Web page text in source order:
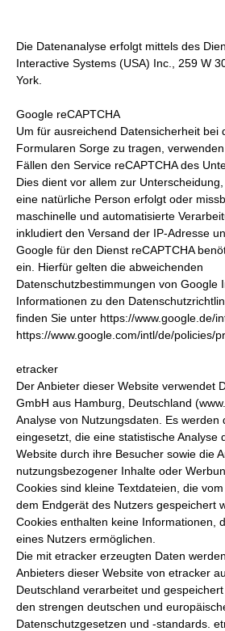
Die Datenanalyse erfolgt mittels des
Interactive Systems (USA) Inc., 259 W
York.
Google reCAPTCHA
Um für ausreichend Datensicherheit bei
Formularen Sorge zu tragen,
Fällen den Service reCAPTCHA des
Dies dient vor allem zur
eine natürliche Person erfolgt oder
maschinelle und automatisierte
inkludiert den Versand der IP-Adresse
Google für den Dienst reCAPTCHA
ein. Hierfür gelten die abweichenden
Datenschutzbestimmungen von Google
Informationen zu den
finden Sie unter https://www.google.de/
https://www.google.com/intl/de/policies/
etracker
Der Anbieter dieser Website verwendet
GmbH aus Hamburg, Deutschland
Analyse von Nutzungsdaten. Es werden
eingesetzt, die eine statistische Analyse
Website durch ihre Besucher sowie die
nutzungsbezogener Inhalte oder
Cookies sind kleine Textdateien, die
dem Endgerät des Nutzers gespeichert
Cookies enthalten keine Informationen,
eines Nutzers ermöglichen.
Die mit etracker erzeugten Daten
Anbieters dieser Website von etracker
Deutschland verarbeitet und
den strengen deutschen und
Datenschutzgesetzen und -standards.